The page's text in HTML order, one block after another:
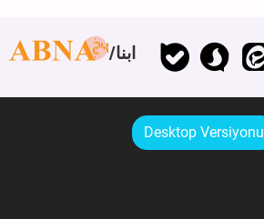
ابنا
Desktop Versiyonu